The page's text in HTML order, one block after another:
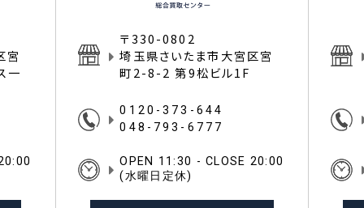
宮
一
〒330-0802
埼玉県さいたま市大宮区宮
町2-8-2 第9松ビル1F
0120-373-644
048-793-6777
OPEN 11:30 - CLOSE 20:00
(水曜日定休)